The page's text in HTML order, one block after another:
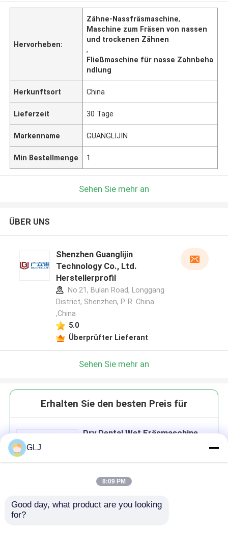
Hervorheben:
Zähne-Nassfräsmaschine,
Maschine zum Fräsen von nassen
und trockenen Zähnen
,
Fließmaschine für nasse Zahnbeha
ndlung
Herkunftsort China
Lieferzeit 30 Tage
Markenname GUANGLIJIN
Min Bestellmenge 1
Sehen Sie mehr an
ÜBER UNS
Shenzhen Guanglijin
Technology Co., Ltd.
Herstellerprofil
No.21, Bulan Road, Longgang
District, Shenzhen, P. R. China.
,China
5.0
Überprüfter Lieferant
Sehen Sie mehr an
Erhalten Sie den besten Preis für
Dry Dental Wet Fräsmaschine
Fortsetzen
GLJ
8:09 PM
Good day, what product are you looking
for?